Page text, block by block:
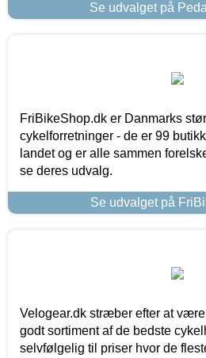
Se udvalget på
FriBikeShop.dk er Danmarks
cykelforretninger - de er 99
landet og er alle sammen
se deres udvalg.
Se udvalget på
Velogear.dk stræber efter at
godt sortiment af de bedste
selvfølgelig til priser hvor de